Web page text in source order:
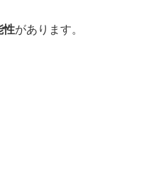
性があります。